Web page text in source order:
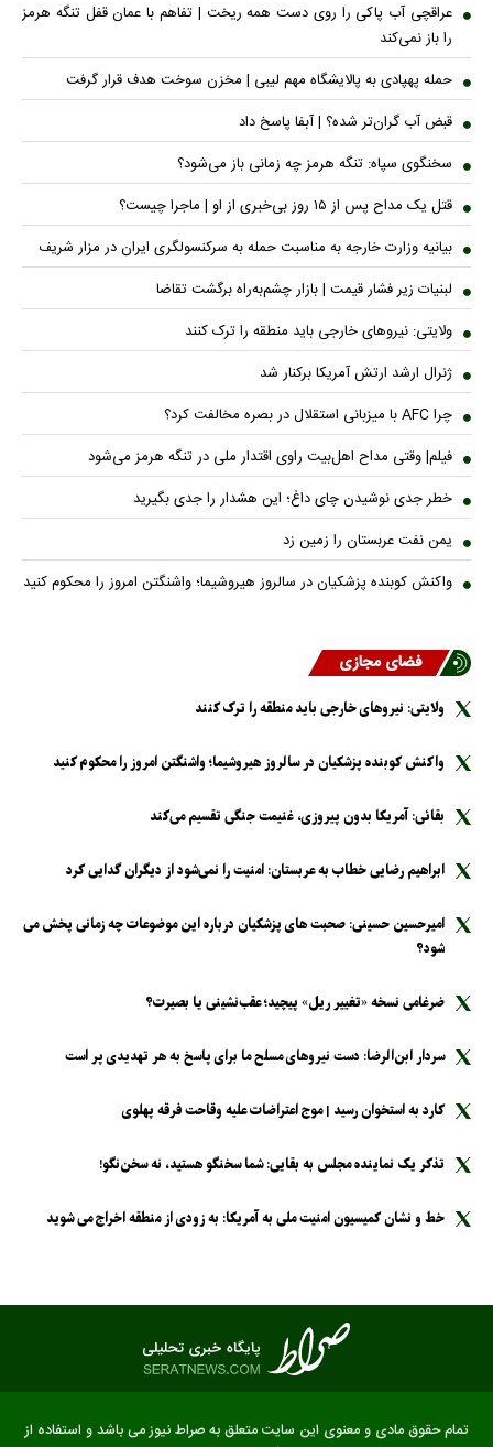
عراقچی آب پاکی را روی دست همه ریخت | تفاهم با عمان قفل تنگه هرمز
را باز نمی‌کند
حمله پهپادی به پالایشگاه مهم لیبی | مخزن سوخت هدف قرار گرفت
قبض آب گران‌تر شده؟ | آبفا پاسخ داد
سخنگوی سپاه: تنگه هرمز چه زمانی باز می‌شود؟
قتل یک مداح پس از ۱۵ روز بی‌خبری از او | ماجرا چیست؟
بیانیه وزارت خارجه به مناسبت حمله به سرکنسولگری ایران در مزار شریف
لبنیات زیر فشار قیمت | بازار چشم‌به‌راه برگشت تقاضا
ولایتی: نیرو‌های خارجی باید منطقه را ترک کنند
ژنرال ارشد ارتش آمریکا برکنار شد
چرا AFC با میزبانی استقلال در بصره مخالفت کرد؟
فیلم| وقتی مداح اهل‌بیت راوی اقتدار ملی در تنگه هرمز می‌شود
خطر جدی نوشیدن چای داغ؛ این هشدار را جدی بگیرید
یمن نفت عربستان را زمین زد
واکنش کوبنده پزشکیان در سالروز هیروشیما؛ واشنگتن امروز را محکوم کنید
فضای مجازی
ولایتی: نیرو‌های خارجی باید منطقه را ترک کنند
واکنش کوبنده پزشکیان در سالروز هیروشیما؛ واشنگتن امروز را محکوم کنید
بقائی: آمریکا بدون پیروزی، غنیمت جنگی تقسیم می‌کند
ابراهیم رضایی خطاب به عربستان: امنیت را نمی‌شود از دیگران گدایی کرد
امیرحسین حسینی: صحبت های پزشکیان درباره این موضوعات چه زمانی پخش می
شود؟
ضرغامی نسخه «تغییر ریل» پیچید؛ عقب‌نشینی یا بصیرت؟
سردار ابن‌الرضا: دست نیرو‌های مسلح ما برای پاسخ به هر تهدیدی پر است
کارد به استخوان رسید | موج اعتراضات علیه وقاحت فرقه پهلوی
تذکر یک نماینده مجلس به بقایی: شما سخنگو هستید، نه سخن‌نگو!
خط و نشان کمیسیون امنیت ملی به آمریکا: به زودی از منطقه اخراج می شوید
تمام حقوق مادی و معنوی این سایت متعلق به صراط نیوز می باشد و استفاده از